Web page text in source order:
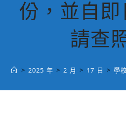
份，並自即
請查
> 2025 年 > 2 月 > 17 日 > 學